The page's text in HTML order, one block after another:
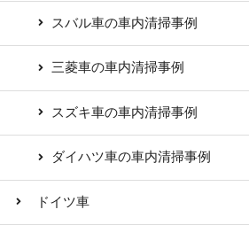
スバル車の車内清掃事例
三菱車の車内清掃事例
スズキ車の車内清掃事例
ダイハツ車の車内清掃事例
ドイツ車